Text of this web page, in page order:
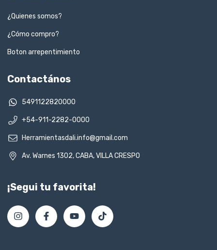
¿Quienes somos?
¿Cómo compro?
Boton arrepentimiento
Contactános
5491122820000
+54-911-2282-0000
Herramientasdali.info@gmail.com
Av. Warnes 1302, CABA, VILLA CRESPO
¡Segui tu favorita!